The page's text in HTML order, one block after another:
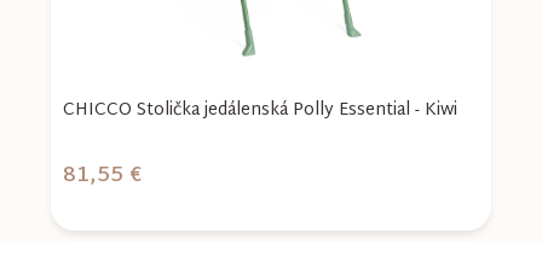
CHICCO Stolička jedálenská Polly Essential - Kiwi
81,55 €